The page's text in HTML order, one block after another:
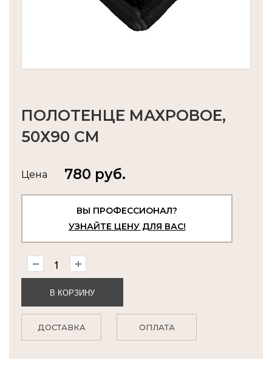
ПОЛОТЕНЦЕ МАХРОВОЕ,
50Х90 СМ
Цена 780 руб.
ВЫ ПРОФЕССИОНАЛ?
УЗНАЙТЕ ЦЕНУ ДЛЯ ВАС!
В КОРЗИНУ
ДОСТАВКА ОПЛАТА